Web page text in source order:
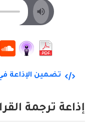
تضمين الإذاعة
إذاعة ترجمة